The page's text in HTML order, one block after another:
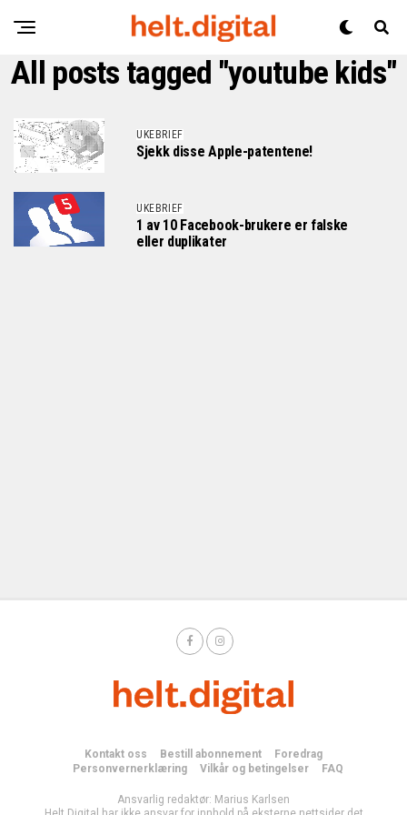
All posts tagged "youtube kids"
UKEBRIEF
Sjekk disse Apple-patentene!
UKEBRIEF
1 av 10 Facebook-brukere er falske
eller duplikater
Kontakt oss Bestill abonnement
Foredrag
Personvernerklæring
Vilkår og betingelser FAQ
Ansvarlig redaktør: Marius Karlsen